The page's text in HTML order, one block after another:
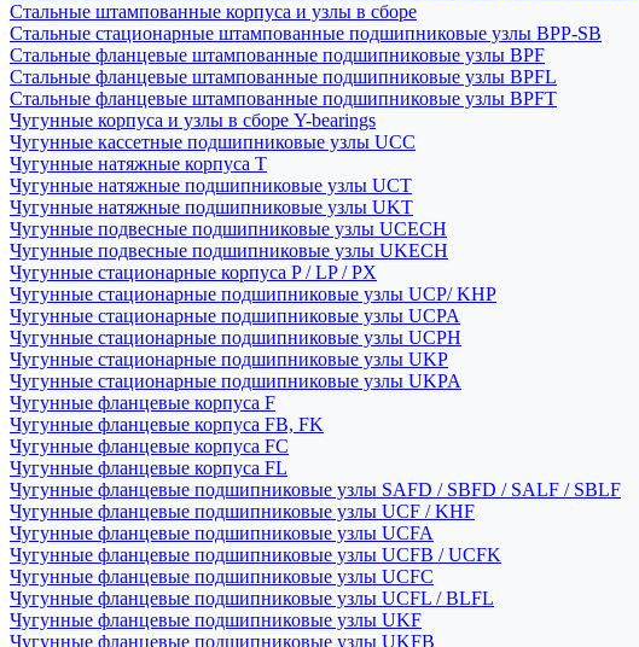
Стальные штампованные корпуса и узлы в сборе
Стальные стационарные штампованные подшипниковые узлы BPP-SB
Стальные фланцевые штампованные подшипниковые узлы BPF
Стальные фланцевые штампованные подшипниковые узлы BPFL
Стальные фланцевые штампованные подшипниковые узлы BPFT
Чугунные корпуса и узлы в сборе Y-bearings
Чугунные кассетные подшипниковые узлы UCC
Чугунные натяжные корпуса T
Чугунные натяжные подшипниковые узлы UCT
Чугунные натяжные подшипниковые узлы UKT
Чугунные подвесные подшипниковые узлы UCECH
Чугунные подвесные подшипниковые узлы UKECH
Чугунные стационарные корпуса P / LP / PX
Чугунные стационарные подшипниковые узлы UCP/ KHP
Чугунные стационарные подшипниковые узлы UCPA
Чугунные стационарные подшипниковые узлы UCPH
Чугунные стационарные подшипниковые узлы UKP
Чугунные стационарные подшипниковые узлы UKPA
Чугунные фланцевые корпуса F
Чугунные фланцевые корпуса FB, FK
Чугунные фланцевые корпуса FC
Чугунные фланцевые корпуса FL
Чугунные фланцевые подшипниковые узлы SAFD / SBFD / SALF / SBLF
Чугунные фланцевые подшипниковые узлы UCF / KHF
Чугунные фланцевые подшипниковые узлы UCFA
Чугунные фланцевые подшипниковые узлы UCFB / UCFK
Чугунные фланцевые подшипниковые узлы UCFC
Чугунные фланцевые подшипниковые узлы UCFL / BLFL
Чугунные фланцевые подшипниковые узлы UKF
Чугунные фланцевые подшипниковые узлы UKFB